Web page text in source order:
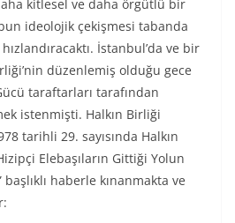
kitlesel ve daha örgütlü bir
ideolojik çekişmesi tabanda
İstanbul’da ve bir
düzenlemiş olduğu gece
taraftarları tarafından
istenmişti. Halkın Birliği
tarihli 29. sayısında Halkın
Elebaşıların Gittiği Yolun
haberle kınanmakta ve